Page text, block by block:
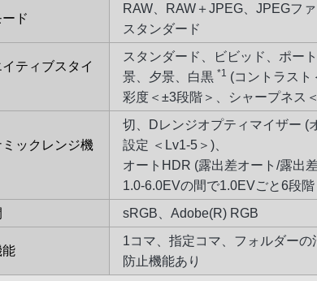
ド
RAW、RAW＋JPEG、JPEGフ
スタンダード
ティブスタイ
スタンダード、ビビッド、ポー
景、夕景、白黒 *1 (コントラスト
彩度＜±3段階＞、シャープネス
ミックレンジ機
切、Dレンジオプティマイザー (
設定 ＜Lv1-5＞)、
オートHDR (露出差オート/露出
1.0-6.0EVの間で1.0EVごと6段階
sRGB、Adobe(R) RGB
能
1コマ、指定コマ、フォルダーの
防止機能あり